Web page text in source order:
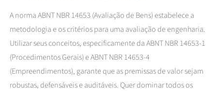
A norma ABNT NBR 14653 (Avaliação de Bens) estabelece a
metodologia e os critérios para uma avaliação de engenharia.
Utilizar seus conceitos, especificamente da ABNT NBR 14653-1
(Procedimentos Gerais) e ABNT NBR 14653-4
(Empreendimentos), garante que as premissas de valor sejam
robustas, defensáveis e auditáveis. Quer dominar todos os